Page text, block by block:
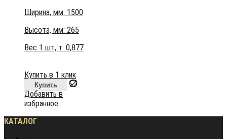
Ширина, мм: 1500
Высота, мм: 265
Вес 1 шт, т: 0,877
Купить в 1 клик
Купить
Добавить в
избранное
КАТАЛОГ